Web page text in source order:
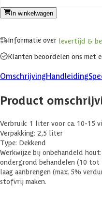
In winkelwagen
Informatie over levertijd &
Klanten beoordelen ons met
OmschrijvingHandleiding
Product
Verbruik: 1 liter voor ca. 10-15
Verpakking: 2,5 liter
Type: Dekkend
Werkwijze bij onbehandeld
ondergrond behandelen (10 tot
laag aanbrengen (max. 5%
stofvrij maken.